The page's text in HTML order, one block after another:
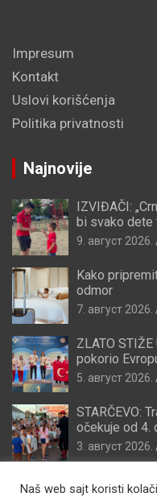
Impresum
Kontakt
Uslovi korišćenja
Politika privatnosti
Najnovije
IZVIĐAČI:
bi svako dete
9. август 2026.
Kako
odmor
7. август 2026.
ZLATO
pokorio
5. август 2026.
STARČEVO:
očekuje od 4.
3. август 2026.
Naš web sajt koristi